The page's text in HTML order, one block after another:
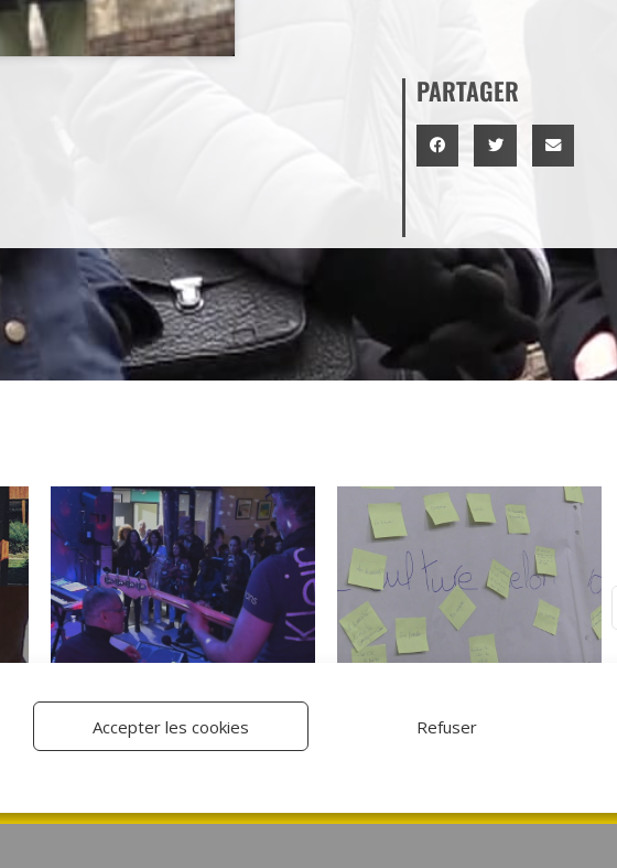
Accepter les cookies Refuser
PARTAGER